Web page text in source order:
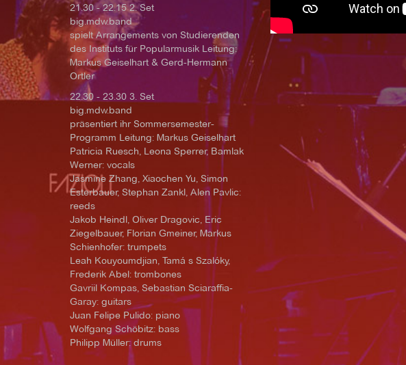
21.30 - 22.15 2. Set
big.mdw.band
spielt Arrangements von Studierenden
des Instituts für Popularmusik Leitung:
Markus Geiselhart & Gerd-Hermann
Ortler
22.30 - 23.30 3. Set
big.mdw.band
präsentiert ihr Sommersemester-
Programm Leitung: Markus Geiselhart
Patricia Ruesch, Leona Sperrer, Bamlak
Werner: vocals
Jasmine Zhang, Xiaochen Yu, Simon
Esterbauer, Stephan Zankl, Alen Pavlic:
reeds
Jakob Heindl, Oliver Dragovic, Eric
Ziegelbauer, Florian Gmeiner, Markus
Schienhofer: trumpets
Leah Kouyoumdjian, Tamá s Szalóky,
Frederik Abel: trombones
Gavriil Kompas, Sebastian Sciaraffia-
Garay: guitars
Juan Felipe Pulido: piano
Wolfgang Schöbitz: bass
Philipp Müller: drums